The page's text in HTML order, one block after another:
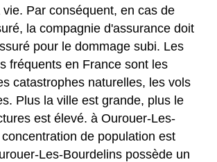
Par conséquent, en cas de
la compagnie d'assurance doit
pour le dommage subi. Les
fréquents en France sont les
catastrophes naturelles, les vols
Plus la ville est grande, plus le
est élevé. à Ourouer-Les-
de population est
Les-Bourdelins possède un